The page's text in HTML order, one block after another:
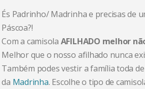
És Padrinho/ Madrinha e precisas de
Páscoa?!
Com a camisola AFILHADO melhor
Melhor que o nosso afilhado nunca
Também podes vestir a família toda
da Madrinha. Escolhe o tipo de